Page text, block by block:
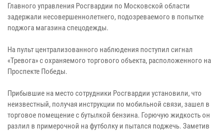
Главного управления Росгвардии по Московской области
задержали несовершеннолетнего, подозреваемого в попытке
поджога магазина спецодежды.
На пульт централизованного наблюдения поступил сигнал
«Тревога» с охраняемого торгового объекта, расположенного на
Проспекте Победы.
Прибывшие на место сотрудники Росгвардии установили, что
неизвестный, получая инструкции по мобильной связи, зашел в
торговое помещение с бутылкой бензина. Горючую жидкость он
разлил в примерочной на футболку и пытался поджечь. Заметив